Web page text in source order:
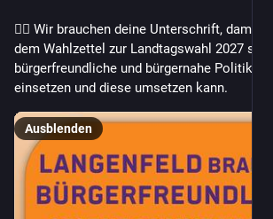
✍🏻 Wir brauchen deine Unterschrift, damit
dem Wahlzettel zur Landtagswahl 2027
bürgerfreundliche und bürgernahe Politik,
einsetzen und diese umsetzen kann.
Ausblenden